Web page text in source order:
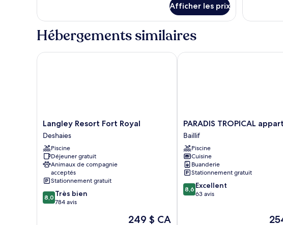
non-
fumeur,
vue
sur
Deluxe,
2
chambres,
fumeur,
Afficher les prix
grand
vue
Chambre
grand
Hébergements similaires
Langley
Resort
Fort
Royal
Deshaies
Langley Resort Fort Royal
Deshaies
Piscine
Déjeuner gratuit
Animaux de compagnie
acceptés
Stationnement gratuit
8.0
sur
8,0 Très bien
784 avis
Le
249 $ CA
Langley Resort Fort Royal
PARADIS
TROPICAL
appart'hotel
Baillif
PARADIS TROPICAL
Baillif
Piscine
Cuisine
Buanderie
Stationnement gratuit
8.6
sur
8,6 Excellent
63 avis
Le
PARADIS TROPICAL